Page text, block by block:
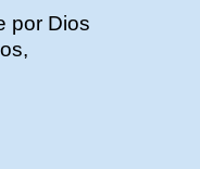
por Dios